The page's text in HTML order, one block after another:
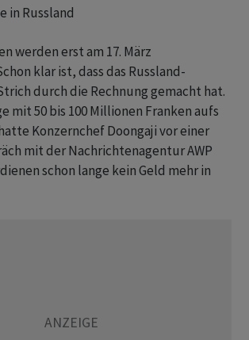
in Russland
werden erst am 17. März
klar ist, dass das Russland-
durch die Rechnung gemacht hat.
mit 50 bis 100 Millionen Franken aufs
Konzernchef Doongaji vor einer
mit der Nachrichtenagentur AWP
schon lange kein Geld mehr in